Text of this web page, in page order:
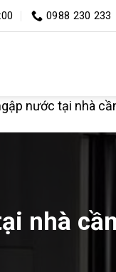
0988 230 233
nước tại nhà
nhà